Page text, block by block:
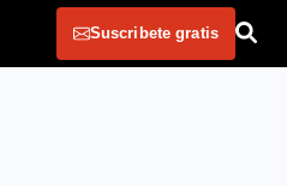
Suscribete gratis